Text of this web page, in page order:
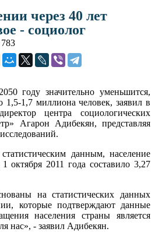
через 40 лет
- социолог
году значительно уменьшится,
1,5-1,7 миллиона человек, заявил в
центра социологических
Агарон Адибекян, представляя
данным, население
2011 года составило 3,27
на статистических данных
которые подтверждают данные
населения страны является
нас», - заявил Адибекян.